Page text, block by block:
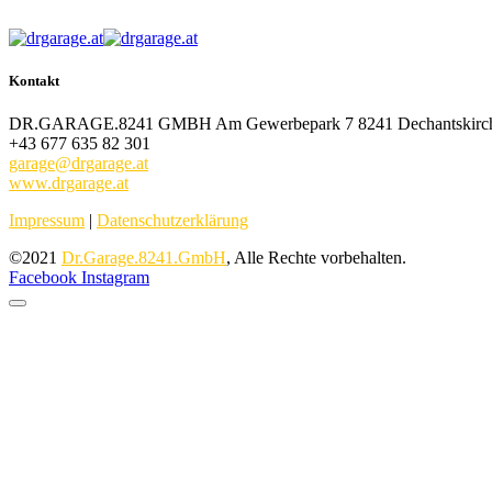
Kontakt
DR.GARAGE.8241 GMBH Am Gewerbepark 7 8241
+43 677 635 82 301
garage@drgarage.at
www.drgarage.at
Impressum | Datenschutzerklärung
©2021 Dr.Garage.8241.GmbH, Alle Rechte vorbehalten.
Facebook Instagram